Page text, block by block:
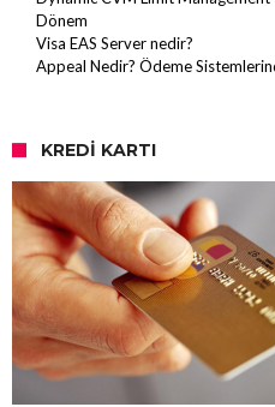
Dönem
Visa EAS Server nedir?
Appeal Nedir? Ödeme
KREDI KARTI